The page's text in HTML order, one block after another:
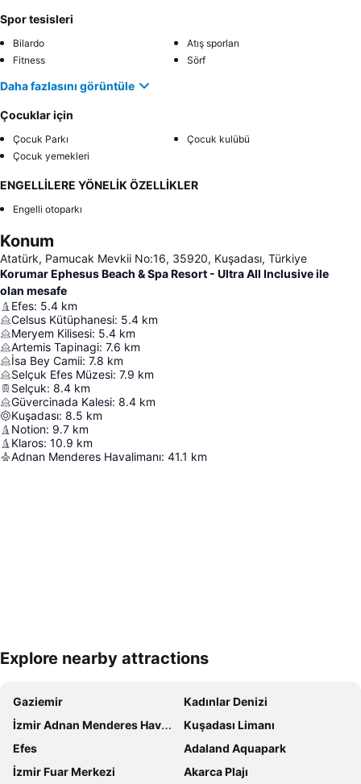
Spor tesisleri
Bilardo
Atış sporları
Fitness
Sörf
Daha fazlasını görüntüle
Çocuklar için
Çocuk Parkı
Çocuk kulübü
Çocuk yemekleri
ENGELLİLERE YÖNELİK ÖZELLİKLER
Engelli otoparkı
Konum
Atatürk, Pamucak Mevkii No:16, 35920, Kuşadası, Türkiye
Korumar Ephesus Beach & Spa Resort - Ultra All Inclusive ile
olan mesafe
Efes: 5.4 km
Celsus Kütüphanesi: 5.4 km
Meryem Kilisesi: 5.4 km
Artemis Tapinagi: 7.6 km
İsa Bey Camii: 7.8 km
Selçuk Efes Müzesi: 7.9 km
Selçuk: 8.4 km
Güvercinada Kalesi: 8.4 km
Kuşadası: 8.5 km
Notion: 9.7 km
Klaros: 10.9 km
Adnan Menderes Havalimanı: 41.1 km
Haritayı genişlet
Explore nearby attractions
Gaziemir
Kadınlar Denizi
İzmir Adnan Menderes Havalimanı
Kuşadası Limanı
Efes
Adaland Aquapark
İzmir Fuar Merkezi
Akarca Plajı